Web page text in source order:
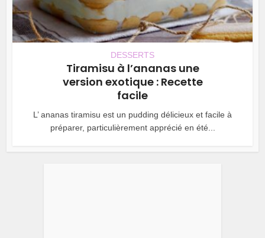
DESSERTS
Tiramisu à l’ananas une
version exotique : Recette
facile
L’ ananas tiramisu est un pudding délicieux et facile à
préparer, particulièrement apprécié en été...